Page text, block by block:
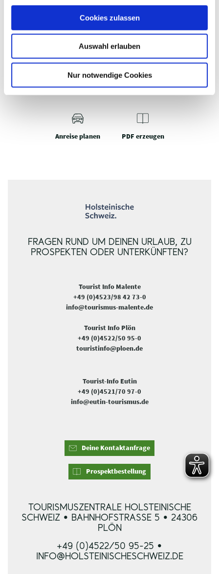
Cookies zulassen
Auswahl erlauben
Nur notwendige Cookies
WAS MÖCHTEST DU ALS
NÄCHSTES TUN?
Anreise planen PDF erzeugen
FRAGEN RUND UM DEINEN URLAUB, ZU
PROSPEKTEN ODER UNTERKÜNFTEN?
Tourist Info Malente
+49 (0)4523/98 42 73-0
info@tourismus-malente.de
Tourist Info Plön
+49 (0)4522/50 95-0
touristinfo@ploen.de
Tourist-Info Eutin
+49 (0)4521/70 97-0
info@eutin-tourismus.de
Deine Kontaktanfrage
Prospektbestellung
TOURISMUSZENTRALE HOLSTEINISCHE
SCHWEIZ • BAHNHOFSTRASSE 5 • 24306 P
LÖN
+49 (0)4522/50 95-25 •
INFO@HOLSTEINISCHESCHWEIZ.DE